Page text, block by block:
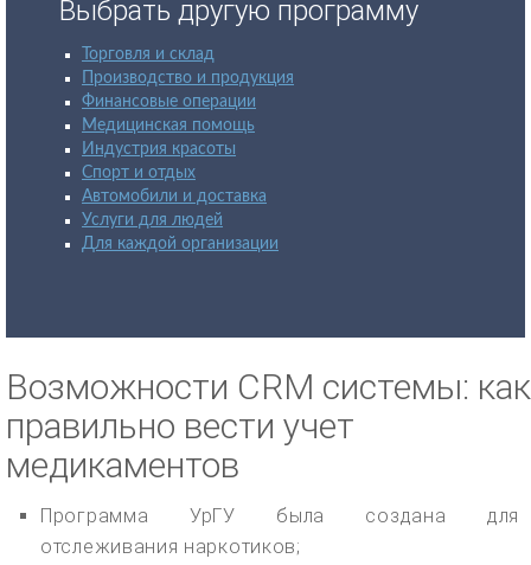
Выбрать другую программу
Торговля и склад
Производство и продукция
Финансовые операции
Медицинская помощь
Индустрия красоты
Спорт и отдых
Автомобили и доставка
Услуги для людей
Для каждой организации
Возможности CRM системы: как
правильно вести учет
медикаментов
Программа УрГУ была создана для
отслеживания наркотиков;